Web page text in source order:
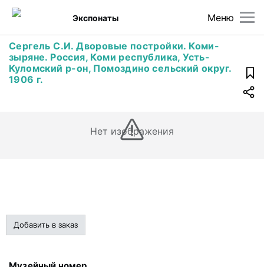
Меню
Экспонаты
Сергель С.И. Дворовые постройки. Коми-
зыряне. Россия, Коми республика, Усть-
Куломский р-он, Помоздино сельский округ.
1906 г.
Нет изображения
Добавить в заказ